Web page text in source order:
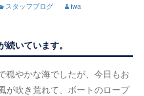
スタッフブログ iwa
続いています。
穏やかな海でしたが、今日もお
が吹き荒れて、ボートのロープ